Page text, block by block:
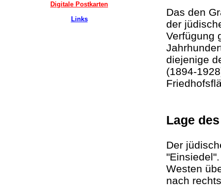
Digitale Postkarten
Links
Das den
der
Verfügung
diejenige
(1894-
Lage
Der
Westen
nach